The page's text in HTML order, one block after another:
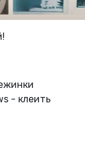
- клеить